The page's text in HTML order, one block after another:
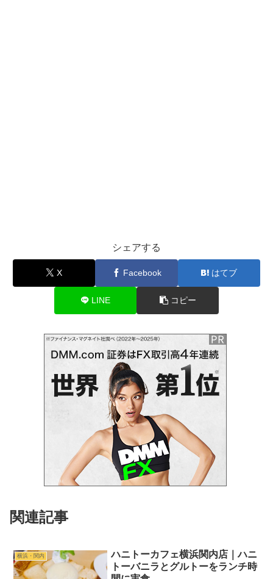
シェアする
X Facebook はてブ
LINE コピー
関連記事
横浜・関内
ハニトーカフェ横浜関内店｜ハニ
トーバニラとグルトーをランチ時